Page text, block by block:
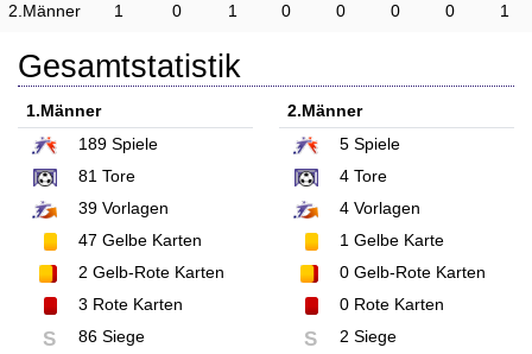
2.Männer 1 0 1 0 0 0 0 1
Gesamtstatistik
1.Männer
189 Spiele
81 Tore
39 Vorlagen
47 Gelbe Karten
2 Gelb-Rote Karten
3 Rote Karten
S 86 Siege
2.Männer
5Spiele
4Tore
4Vorlagen
1Gelbe Karte
0Gelb-Rote Karten
0Rote Karten
S 2 Siege